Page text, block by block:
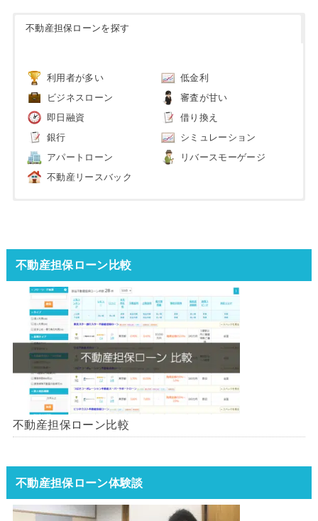
不動産担保ローンを探す
利用者が多い 低金利
ビジネスローン 審査が甘い
即日融資 借り換え
銀行 シミュレーション
アパートローン リバースモーゲージ
不動産リースバック
不動産担保ローン比較
不動産担保ローン比較
不動産担保ローン体験談